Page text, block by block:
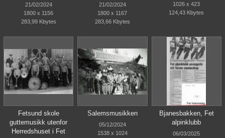
21/02/2024
1800 x 1156
283,99 Kbytes
21/02/2024
1800 x 1167
283,66 Kbytes
1026 x 423
124,43 Kbytes
Fetsund skole
guttemusikk utenfor
Herredshuset i Fet
Salemsmusikken
05/12/2024
1538 x 1024
Bjanesbakken, Fet
alpinklubb
06/03/2025